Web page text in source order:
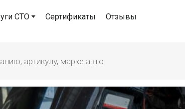
СТО Сертификаты Отзывы